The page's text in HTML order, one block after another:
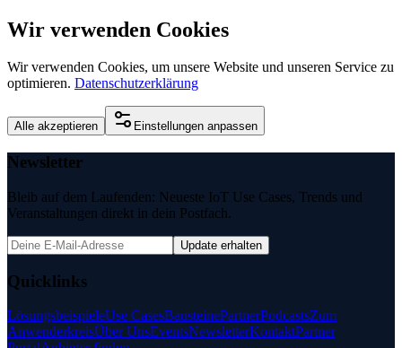
Wir verwenden Cookies
Wir verwenden Cookies, um unsere Website und unseren Service zu
optimieren. Datenschutzerklärung
Alle akzeptieren Einstellungen anpassen
Newsletter
Bleib auf dem Laufenden: Neueste IoT Use Cases, Trends und
Veranstaltungen direkt in dein Postfach.
Update erhalten
Quicklinks
LösungsbeispieleUse CasesBausteinePartnerPodcastsZum
AnwenderkreisÜber UnsEventsNewsletterKontaktPartner